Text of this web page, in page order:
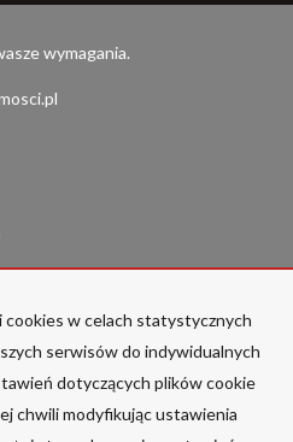
wymagania.
w celach statystycznych
serwisów do indywidualnych
dotyczących plików cookie
chwili modyfikując ustawienia